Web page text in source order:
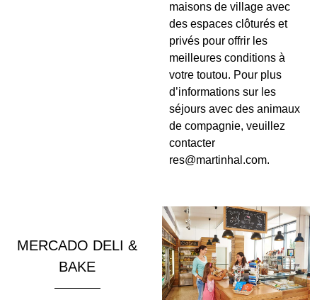
maisons de village avec
des espaces clôturés et
privés pour offrir les
meilleures conditions à
votre toutou. Pour plus
d’informations sur les
séjours avec des animaux
de compagnie, veuillez
contacter
res@martinhal.com.
MERCADO DELI &
BAKE